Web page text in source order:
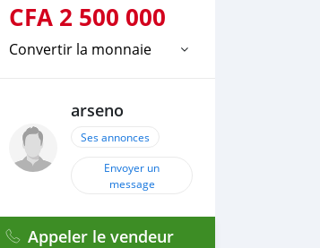
CFA 2 500 000
Convertir la monnaie
arseno
Ses annonces
Envoyer un
message
Appeler le vendeur